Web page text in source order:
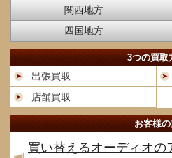
関西地方
四国地方
3つの買取
出張買取
店舗買取
お客様の
買い替えるオーディオの